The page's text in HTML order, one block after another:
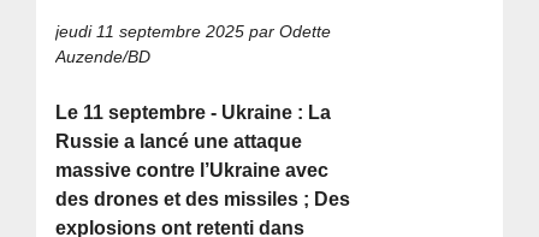
jeudi 11 septembre 2025 par Odette
Auzende/BD
Le 11 septembre - Ukraine : La
Russie a lancé une attaque
massive contre l’Ukraine avec
des drones et des missiles ; Des
explosions ont retenti dans